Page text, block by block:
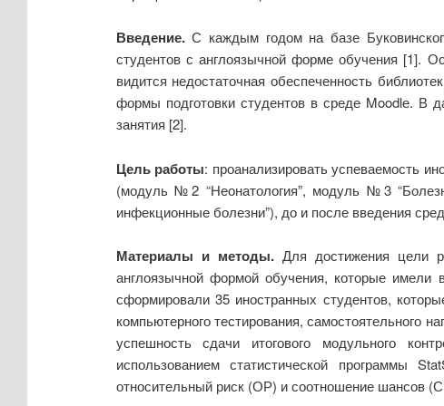
Введение.С каждым годом на базе
студентов с англоязычной форме обучения [1].
видится недостаточная обеспеченность
формы подготовки студентов в среде Moodlе. В
занятия [2].
Цель работы: проанализировать успеваемость
(модуль №2 “Неонатология”, модуль №3
инфекционные болезни”), до и после введения
Материалы и методы.Для достижения цели
англоязычной формой обучения, которые имели
сформировали 35 иностранных студентов,
компьютерного тестирования, самостоятельного
успешность сдачи итогового модульного
использованием статистической программы
относительный риск (ОР) и соотношение шансов